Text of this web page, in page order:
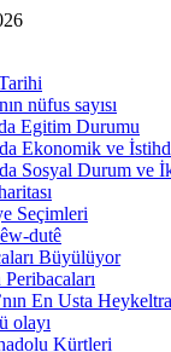
nüfus sayısı
Egitim Durumu
Ekonomik ve
Sosyal Durum ve
Seçimleri
dutê
Büyülüyor
En Usta
olayı
Kürtleri